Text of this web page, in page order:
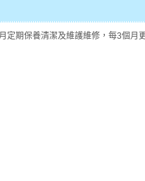
期保養清潔及維護維修，每3個月